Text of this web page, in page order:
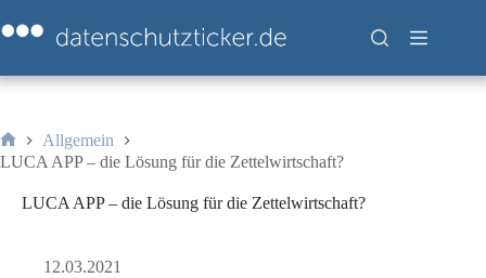
Inhalt
springen
Start
Allgemein
LUCA APP – die Lösung für die Zettelwirtschaft?
LUCA APP – die Lösung für die Zettelwirtschaft?
12.03.2021